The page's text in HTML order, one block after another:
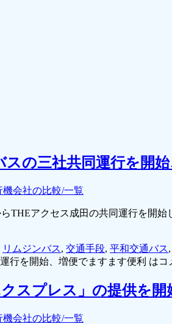
の三社共同運行を開
会社の比較/一覧
THEアクセス成田の共同運行を開
リムジンバス, 交通手段, 平和交通バス,
行を開始、増便でますます便利 はコ
スプレス」の提供を
会社の比較/一覧